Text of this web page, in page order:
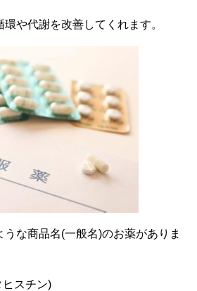
や代謝を改善してくれます。
な商品名(一般名)のお薬がありま
ヒスチン)